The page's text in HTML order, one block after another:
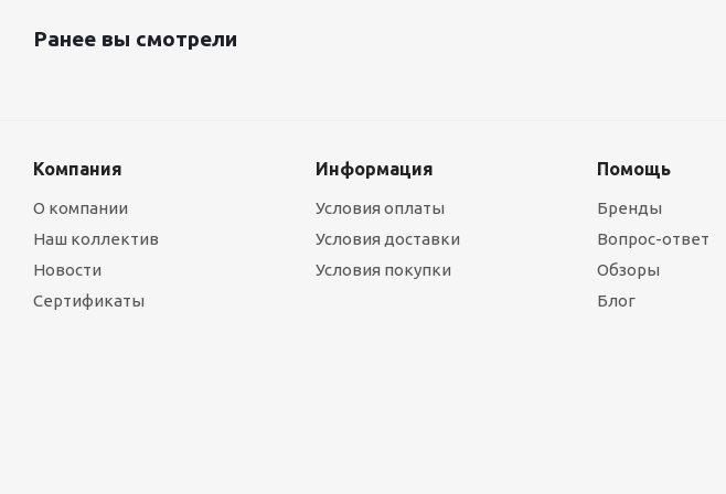
Ранее вы смотрели
Компания
О компании
Наш коллектив
Новости
Сертификаты
Информация
Условия оплаты
Условия доставки
Условия покупки
Помощь
Бренды
Вопрос-ответ
Обзоры
Блог